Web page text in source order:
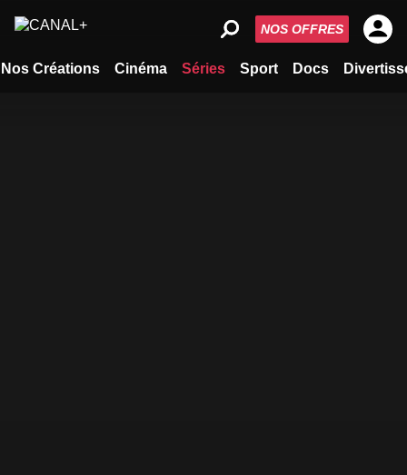
Nos Créations Cinéma Séries Sport Docs
NOS OFFRES